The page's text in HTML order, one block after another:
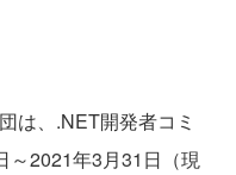
は、.NET開発者コミ
～2021年3月31日（現